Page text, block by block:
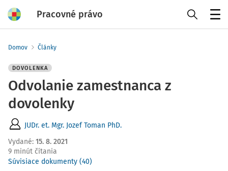
Pracovné právo
Domov Články
DOVOLENKA
Odvolanie zamestnanca z
dovolenky
JUDr. et. Mgr. Jozef Toman PhD.
Vydané: 15. 8. 2021
9 minút čítania
Súvisiace dokumenty (40)